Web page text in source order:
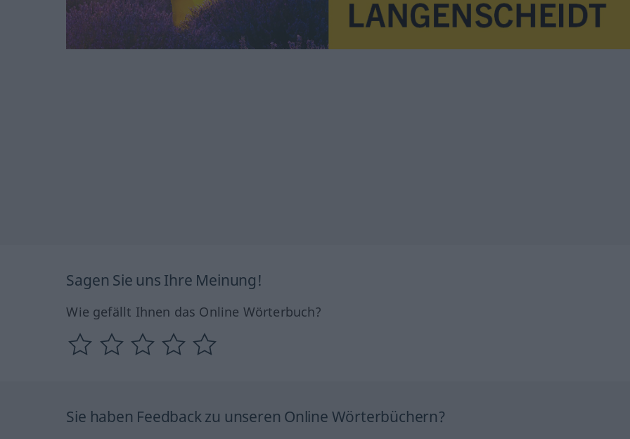
Sagen Sie uns Ihre Meinung!
Wie gefällt Ihnen das Online Wörterbuch?
Sie haben Feedback zu unseren Online Wörterbüchern?